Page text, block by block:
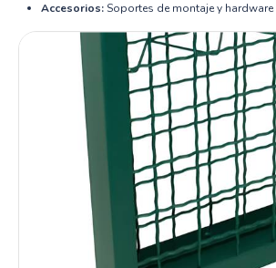
Accesorios:Soportes de montaje y